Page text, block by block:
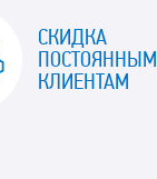
СКИДКА
ПОСТОЯННЫМ
КЛИЕНТАМ